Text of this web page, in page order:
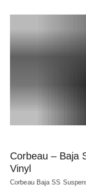
Corbeau – Baja
Vinyl
Corbeau Baja SS